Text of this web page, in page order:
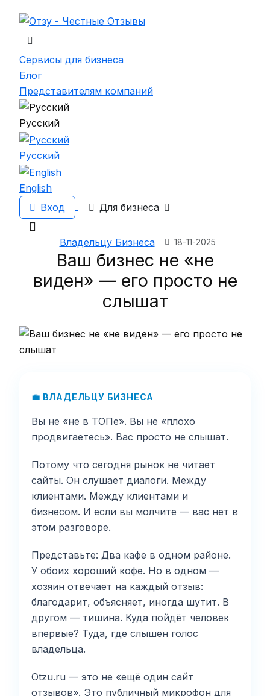
Сервисы для бизнеса
Блог
Представителям компаний
Русский
Русский
English
Вход
Для бизнеса
Владельцу Бизнеса 18-11-2025
Ваш бизнес не «не
виден» — его просто не
слышат
💼 ВЛАДЕЛЬЦУ БИЗНЕСА
Вы не «не в ТОПе». Вы не «плохо
продвигаетесь». Вас просто не слышат.
Потому что сегодня рынок не читает
сайты. Он слушает диалоги. Между
клиентами. Между клиентами и
бизнесом. И если вы молчите — вас нет в
этом разговоре.
Представьте: Два кафе в одном районе.
У обоих хороший кофе. Но в одном —
хозяин отвечает на каждый отзыв:
благодарит, объясняет, иногда шутит. В
другом — тишина. Куда пойдёт человек
впервые? Туда, где слышен голос
владельца.
Otzu.ru — это не «ещё один сайт
отзывов». Это публичный микрофон для